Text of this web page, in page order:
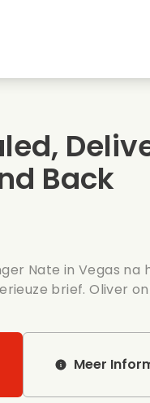
Bruiloft
Back
Nate in Vegas na
brief. Oliver
Meer